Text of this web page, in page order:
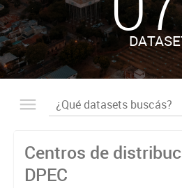
Centros de
DPEC